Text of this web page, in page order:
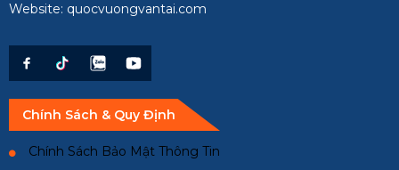
Website: quocvuongvantai.com
Chính Sách & Quy Định
Chính Sách Bảo Mật Thông Tin